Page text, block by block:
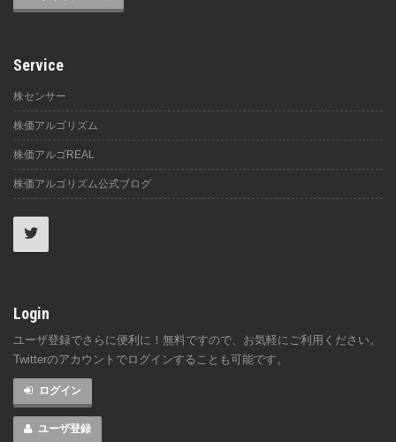
Service
株センサー
株価アルゴリズム
株価アルゴREAL
株価アルゴリズム公式ブログ
Login
ユーザ登録でさらに便利に！無料ですので、お気軽にご利用ください。
Twitterのアカウントでログインすることも可能です。
ログイン
ユーザ登録